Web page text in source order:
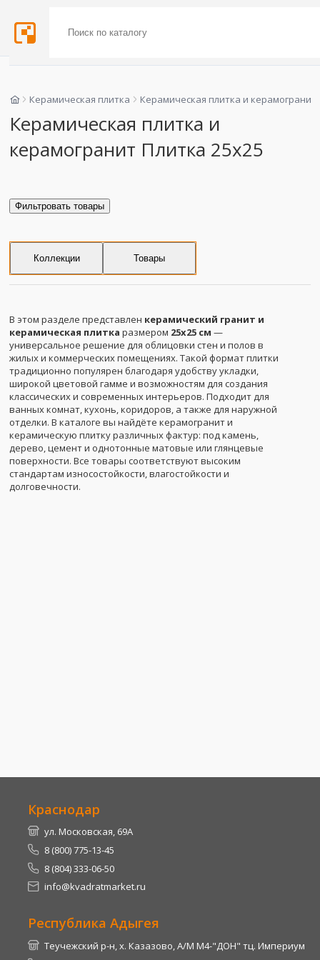
Керамическая плитка Керамическая плитка и керамогранит
Керамическая плитка и
керамогранит Плитка 25x25
Фильтровать товары
Коллекции Товары
В этом разделе представлен керамический гранит и
керамическая плитка размером 25x25 см —
универсальное решение для облицовки стен и полов в
жилых и коммерческих помещениях. Такой формат плитки
традиционно популярен благодаря удобству укладки,
широкой цветовой гамме и возможностям для создания
классических и современных интерьеров. Подходит для
ванных комнат, кухонь, коридоров, а также для наружной
отделки. В каталоге вы найдёте керамогранит и
керамическую плитку различных фактур: под камень,
дерево, цемент и однотонные матовые или глянцевые
поверхности. Все товары соответствуют высоким
стандартам износостойкости, влагостойкости и
долговечности.
Краснодар
ул. Московская, 69А
8 (800) 775-13-45
8 (804) 333-06-50
info@kvadratmarket.ru
Республика Адыгея
Теучежский р-н, х. Казазово, А/М М4-"ДОН" тц. Империум